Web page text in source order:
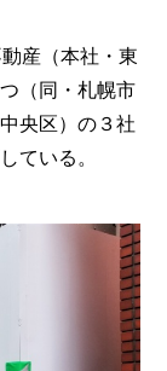
産（本社・東
（同・札幌市
央区）の３社
ている。